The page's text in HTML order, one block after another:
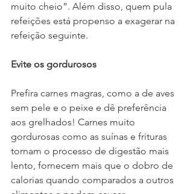
muito cheio”. Além disso, quem pula
refeições está propenso a exagerar na
refeição seguinte.
Evite os gordurosos
Prefira carnes magras, como a de aves
sem pele e o peixe e dê preferência
aos grelhados! Carnes muito
gordurosas como as suínas e frituras
tornam o processo de digestão mais
lento, fornecem mais que o dobro de
calorias quando comparados a outros